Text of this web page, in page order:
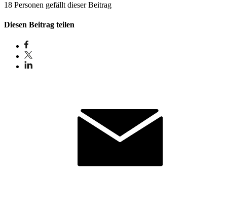
18 Personen gefällt dieser Beitrag
Diesen Beitrag teilen